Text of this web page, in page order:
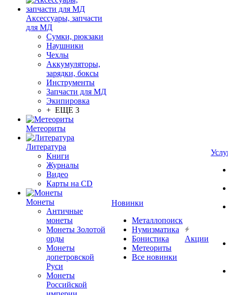
Аксессуары, запчасти
для МД
Сумки, рюкзаки
Наушники
Чехлы
Аккумуляторы,
зарядки, боксы
Инструменты
Запчасти для МД
Экипировка
+ ЕЩЕ 3
Метеориты
Литература
Книги
Журналы
Видео
Карты на CD
Монеты
Античные
монеты
Монеты Золотой
орды
Монеты
допетровской
Руси
Монеты
Российской
Новинки
Металлопоиск
Нумизматика
Бонистика
Метеориты
Все новинки
Акции